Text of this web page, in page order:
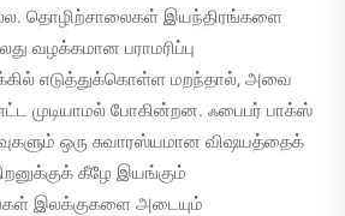
தொழிற்சாலைகள் இயந்திரங்களை
வழக்கமான பராமரிப்பு
எடுத்துக்கொள்ள மறந்தால், அவை
முடியாமல் போகின்றன. ஃபைபர் பாக்ஸ்
ஒரு சுவாரஸ்யமான விஷயத்தைக்
கீழே இயங்கும்
இலக்குகளை அடையும்